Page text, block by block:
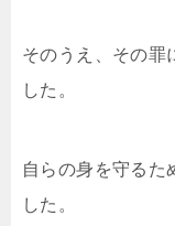
そのうえ、その罪
した。
自らの身を守るた
した。